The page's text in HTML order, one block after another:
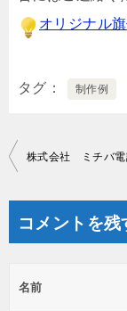
オリジナル
タグ 制作例
投
ビ
ー
コメントを残
名前